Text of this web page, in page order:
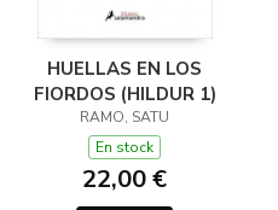
HUELLAS EN LOS
FIORDOS (HILDUR 1)
RAMO, SATU
En stock
22,00 €